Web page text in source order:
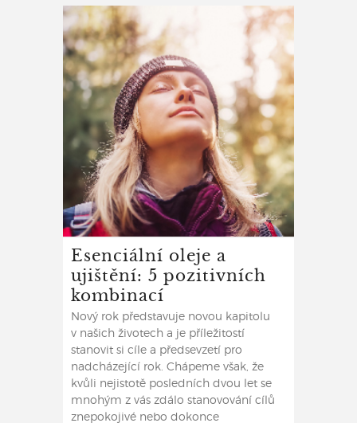
Esenciální oleje a
ujištění: 5 pozitivních
kombinací
Nový rok představuje novou kapitolu
v našich životech a je příležitostí
stanovit si cíle a předsevzetí pro
nadcházející rok. Chápeme však, že
kvůli nejistotě posledních dvou let se
mnohým z vás zdálo stanovování cílů
znepokojivé nebo dokonce